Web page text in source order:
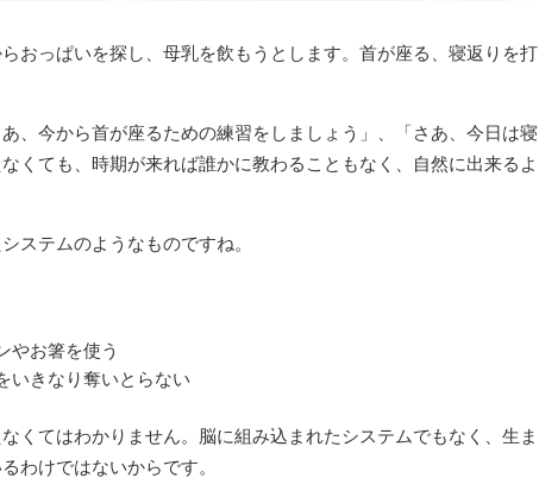
おっぱいを探し、母乳を飲もうとします。首が座る、寝返りを打
、今から首が座るための練習をしましょう」、「さあ、今日は寝
くても、時期が来れば誰かに教わることもなく、自然に出来るよ
ステムのようなものですね。
やお箸を使う
いきなり奪いとらない
くてはわかりません。脳に組み込まれたシステムでもなく、生ま
わけではないからです。